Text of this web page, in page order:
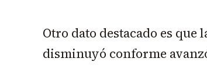
Otro dato destacado es
disminuyó conforme